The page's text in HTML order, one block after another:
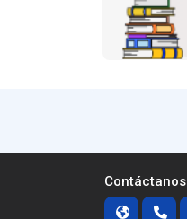
Contáctanos